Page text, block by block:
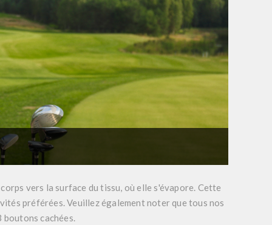
vers la surface du tissu, où elle s'évapore. Cette
préférées. Veuillez également noter que tous nos
boutons cachées.